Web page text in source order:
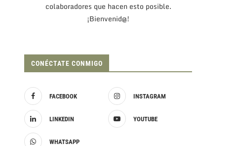
colaboradores que hacen esto posible.
¡Bienvenid@!
CONÉCTATE CONMIGO
FACEBOOK INSTAGRAM
LINKEDIN YOUTUBE
WHATSAPP